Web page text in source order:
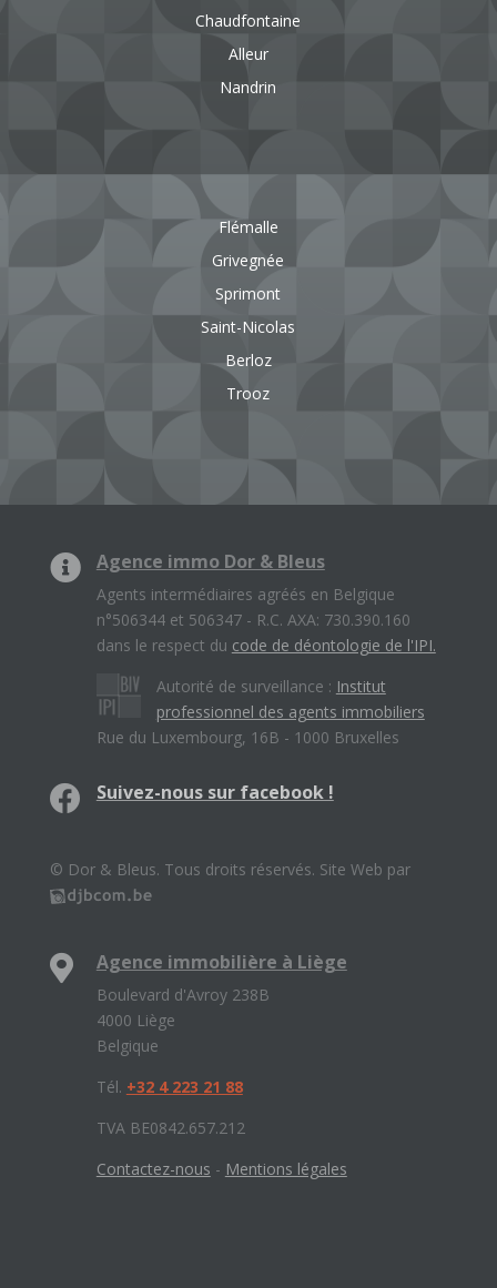
Chaudfontaine
Alleur
Nandrin
Flémalle
Grivegnée
Sprimont
Saint-Nicolas
Berloz
Trooz
Agence immo Dor & Bleus
Agents intermédiaires agréés en Belgique
n°506344 et 506347 - R.C. AXA: 730.390.160
dans le respect du code de déontologie de l'IPI.
Autorité de surveillance : Institut
professionnel des agents immobiliers
Rue du Luxembourg, 16B - 1000 Bruxelles
Suivez-nous sur facebook !
© Dor & Bleus. Tous droits réservés. Site Web par
Agence immobilière à Liège
Boulevard d'Avroy 238B
4000 Liège
Belgique
Tél. +32 4 223 21 88
TVA BE0842.657.212
Contactez-nous - Mentions légales